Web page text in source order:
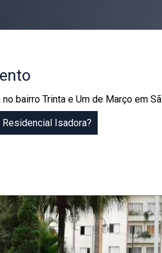
bairro Trinta e Um de Março em
Isadora?